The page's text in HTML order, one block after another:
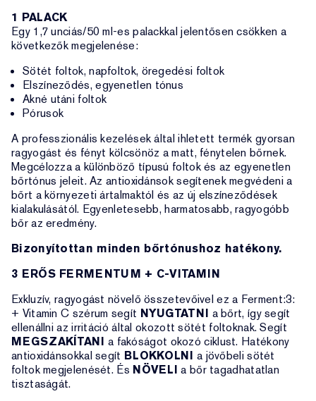
1 PALACK
Egy 1,7 unciás/50 ml-es palackkal jelentősen csökken a
következők megjelenése:
Sötét foltok, napfoltok, öregedési foltok
Elszíneződés, egyenetlen tónus
Akné utáni foltok
Pórusok
A professzionális kezelések által ihletett termék gyorsan
ragyogást és fényt kölcsönöz a matt, fénytelen bőrnek.
Megcélozza a különböző típusú foltok és az egyenetlen
bőrtónus jeleit. Az antioxidánsok segítenek megvédeni a
bőrt a környezeti ártalmaktól és az új elszíneződések
kialakulásától. Egyenletesebb, harmatosabb, ragyogóbb
bőr az eredmény.
Bizonyítottan minden bőrtónushoz hatékony.
3 ERŐS FERMENTUM + C-VITAMIN
Exkluzív, ragyogást növelő összetevőivel ez a Ferment:3:
+ Vitamin C szérum segít NYUGTATNI a bőrt, így segít
ellenállni az irritáció által okozott sötét foltoknak. Segít
MEGSZAKÍTANI a fakóságot okozó ciklust. Hatékony
antioxidánsokkal segít BLOKKOLNI a jövőbeli sötét
foltok megjelenését. És NÖVELI a bőr tagadhatatlan
tisztaságát.